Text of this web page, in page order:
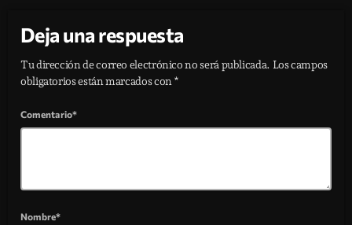
Deja una respuesta
Tu dirección de correo electrónico no será publicada. Los campos
obligatorios están marcados con *
Comentario*
Nombre*